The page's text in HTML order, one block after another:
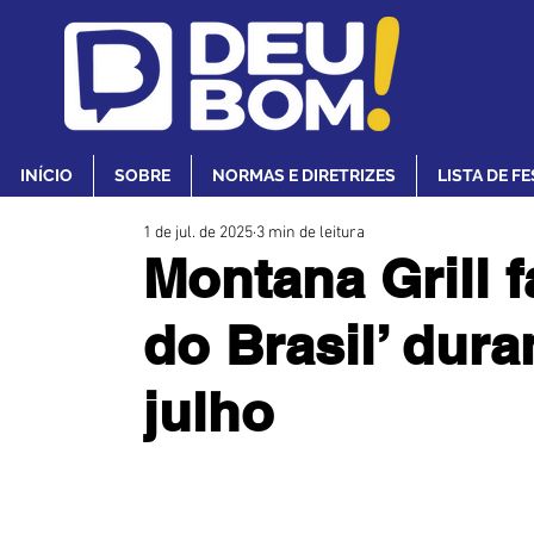
INÍCIO SOBRE NORMAS E DIRETRIZES LISTA DE
Montana Grill
do Brasil’
julho
1 de jul. de 2025 3 min de leitura